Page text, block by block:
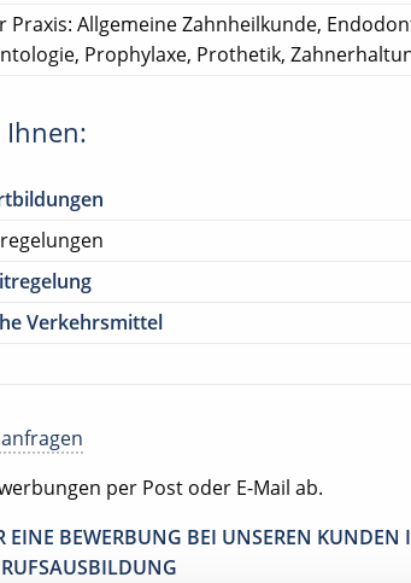
Praxis: Allgemeine Zahnheilkunde,
Prophylaxe, Prothetik,
Ihnen:
Verkehrsmittel
per Post oder E-Mail ab.
EINE BEWERBUNG BEI UNSEREN KUNDEN